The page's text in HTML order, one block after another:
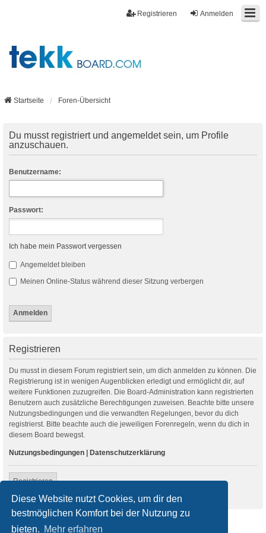
Diese Website nutzt Cookies, um dir den
bestmöglichen Komfort bei der Nutzung zu
bieten. Mehr erfahren
Anmelden
Registrieren
Startseite Foren-Übersicht
Du musst registriert und angemeldet sein, um Profile
anzuschauen.
Benutzername:
Passwort:
Ich habe mein Passwort vergessen
Angemeldet bleiben
Meinen Online-Status während dieser Sitzung verbergen
Registrieren
Du musst in diesem Forum registriert sein, um dich anmelden zu können. Die
Registrierung ist in wenigen Augenblicken erledigt und ermöglicht dir, auf
weitere Funktionen zuzugreifen. Die Board-Administration kann registrierten
Benutzern auch zusätzliche Berechtigungen zuweisen. Beachte bitte unsere
Nutzungsbedingungen und die verwandten Regelungen, bevor du dich
registrierst. Bitte beachte auch die jeweiligen Forenregeln, wenn du dich in
diesem Board bewegst.
Nutzungsbedingungen | Datenschutzerklärung
Registrieren
Startseite Foren-Übersicht